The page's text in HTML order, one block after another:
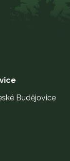
Budějovice